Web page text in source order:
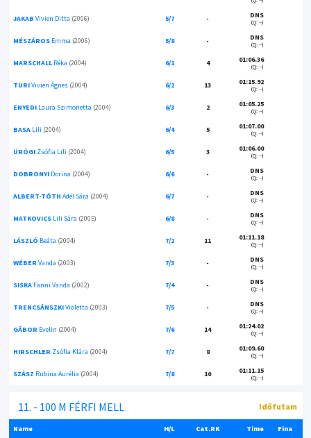
JAKAB Vivien Ditta (2006) 5/7 - DNS
(Q: --)
MÉSZÁROSEmma (2006) 5/8 - DNS
(Q: --)
MARSCHALLRéka (2004) 6/1 4 01:06.36
(Q: --)
TURIVivien Ágnes(2004) 6/2 13 01:15.92
(Q: --)
ENYEDILaura Szimonetta (2004) 6/3 2 01:05.25
(Q: --)
BASALili (2004) 6/4 5 01:07.00
(Q: --)
ÜRÖGIZsófia Lili (2004) 6/5 3 01:06.00
(Q: --)
DOBRONYIDorina (2004) 6/6 - DNS
(Q: --)
ALBERT-TÓTH Adél Sára (2004) 6/7 - DNS
(Q: --)
MATKOVICSLili Sára (2005) 6/8 - DNS
(Q: --)
LÁSZLÓ Beáta (2004) 7/2 11 01:11.18
(Q: --)
WÉBER Vanda (2003) 7/3 - DNS
(Q: --)
SISKAFanni Vanda (2002) 7/4 - DNS
(Q: --)
TRENCSÁNSZKIVioletta (2003) 7/5 - DNS
(Q: --)
GÁBOR Evelin (2004) 7/6 14 01:24.02
(Q: --)
HIRSCHLER Zsófia Klára (2004) 7/7 8 01:09.60
(Q: --)
SZÁSZ Rubina Aurélia (2004) 7/8 10 01:11.15
(Q: --)
11. - 100 M FÉRFI MELL Időfutam
Name H/L Cat.RK Time Fina